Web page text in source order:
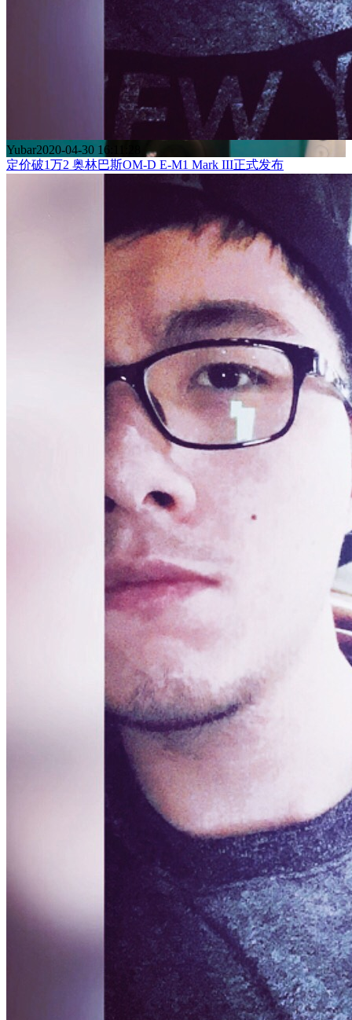
Yubar2020-04-30 16:11:28
定价破1万2 奥林巴斯OM-D E-M1 Mark III正式发布